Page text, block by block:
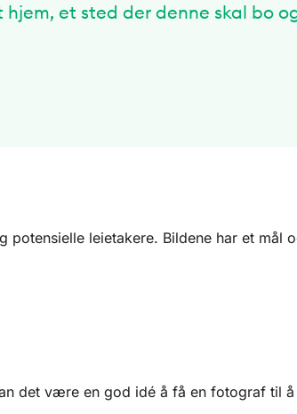
et sted der denne skal bo
leietakere. Bildene har et mål
det være en god idé å få en fotograf til